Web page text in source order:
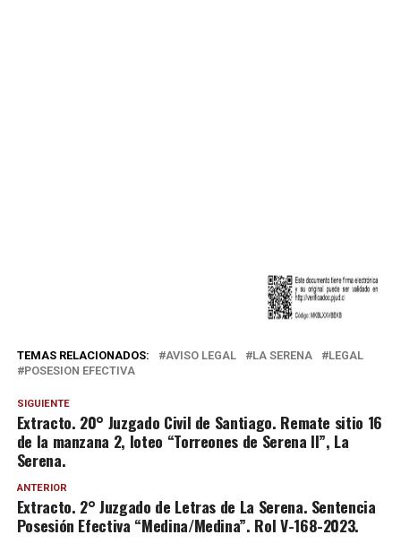
TEMAS RELACIONADOS: AVISO LEGAL LA SERENA
LEGAL
POSESION EFECTIVA
SIGUIENTE
Extracto. 20° Juzgado Civil de Santiago. Remate sitio 16
de la manzana 2, loteo “Torreones de Serena II”, La
Serena.
ANTERIOR
Extracto. 2° Juzgado de Letras de La Serena. Sentencia
Posesión Efectiva “Medina/Medina”. Rol V-168-2023.